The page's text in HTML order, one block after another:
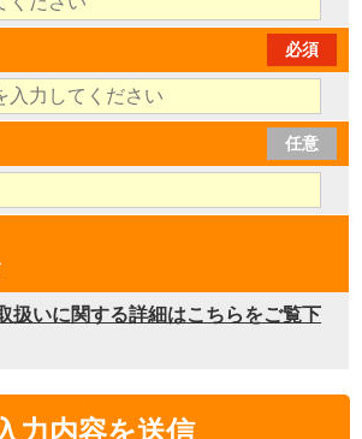
必須
任意
扱いに関する詳細はこちらをご覧下